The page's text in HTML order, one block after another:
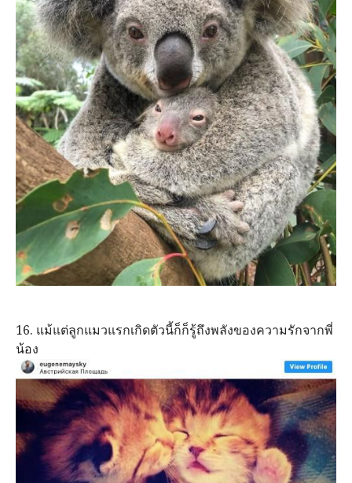
16. แม้แต่ลูกแมวแรกเกิดตัวนี้ก็ก็รู้ถึงพลังของความรักจากพี่
น้อง